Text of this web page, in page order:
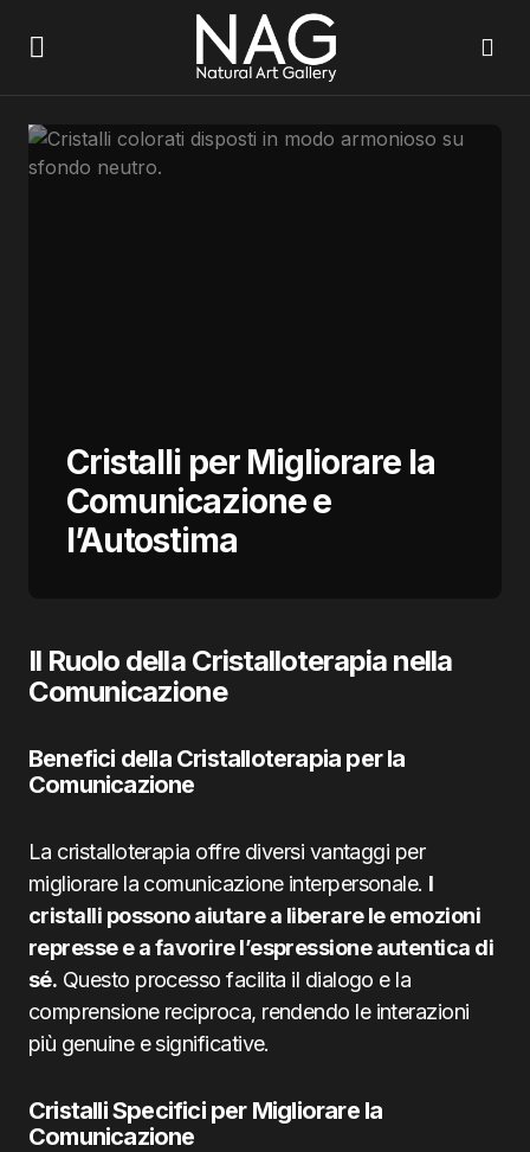
Cristalli per Migliorare la
Comunicazione e
l’Autostima
Il Ruolo della Cristalloterapia nella
Comunicazione
Benefici della Cristalloterapia per la
Comunicazione
La cristalloterapia offre diversi vantaggi per
migliorare la comunicazione interpersonale. I
cristalli possono aiutare a liberare le emozioni
represse e a favorire l’espressione autentica di
sé. Questo processo facilita il dialogo e la
comprensione reciproca, rendendo le interazioni
più genuine e significative.
Cristalli Specifici per Migliorare la
Comunicazione